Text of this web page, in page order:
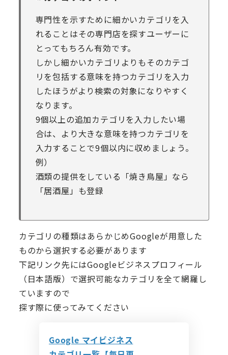
専門性を示すために細かいカテゴリを入
れることはその専門店を探すユーザーに
とってもちろん有効です。
しかし細かいカテゴリよりもそのカテゴ
リを包括する意味を持つカテゴリを入力
したほうがより検索の対象になりやすく
なります。
9個以上の追加カテゴリを入力したい場
合は、より大きな意味を持つカテゴリを
入力することで9個以内に収めましょう。
例）
酒類の提供をしている「焼き鳥屋」なら
「居酒屋」も登録
カテゴリの種類はあらかじめGoogleが用意した
ものから選択する必要があります
下記リンク先にはGoogleビジネスプロフィール
（日本語版）で選択可能なカテゴリを全て網羅し
ていますので
探す際に使ってみてください
Google マイビジネス